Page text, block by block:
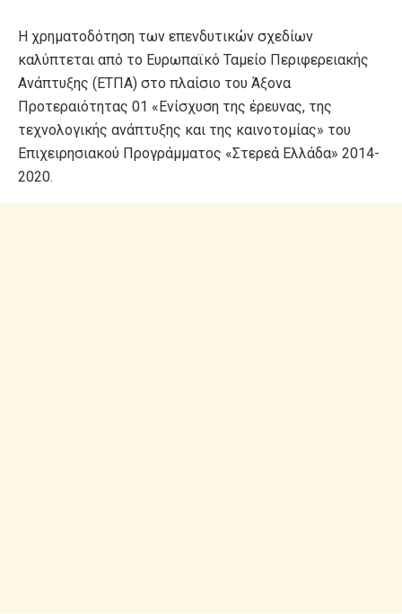
Η χρηματοδότηση των επενδυτικών σχεδίων
καλύπτεται από το Ευρωπαϊκό Ταμείο Περιφερειακής
Ανάπτυξης (ΕΤΠΑ) στο πλαίσιο του Άξονα
Προτεραιότητας 01 «Ενίσχυση της έρευνας, της
τεχνολογικής ανάπτυξης και της καινοτομίας» του
Επιχειρησιακού Προγράμματος «Στερεά Ελλάδα» 2014-
2020.